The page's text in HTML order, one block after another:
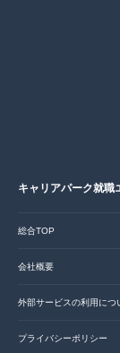
キャリアパーク就職
総合TOP
会社概要
外部サービスの利用につ
プライバシーポリシー